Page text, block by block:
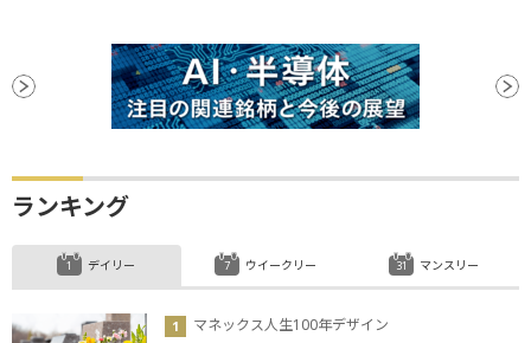
ランキング
デイリー
マネックス人生100年デザイン
ウイークリー マンスリー